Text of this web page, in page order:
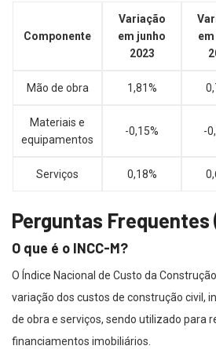
Componente
Variação
em junho
2023
Mão de obra 1,81%
Materiais e
equipamentos
-0,15% -
Serviços 0,18%
Perguntas Frequentes
O que é o INCC-M?
O Índice Nacional de Custo da
variação dos custos de construção civil,
de obra e serviços, sendo utilizado para
financiamentos imobiliários.